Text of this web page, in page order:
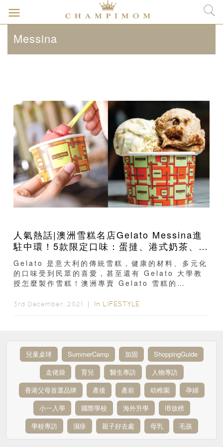
Messina
人氣熱話|澳洲雪糕名店Gelato Messina進
駐中環！5款限定口味：蛋撻、港式奶茶、豆
腐花、菠蘿及甘蔗引人朝聖！
Gelato 是意大利的傳統雪糕，健康的材料、多元化
的口味受到民眾的喜愛，甚至還有 Gelato 大學教
授怎麼製作雪糕！澳洲專賣 Gelato 雪糕的
3rd December, 2021 ｜ In LIFESTYLE
兒童桌球 SummerCamp 加固
ShoppingGuide
走佬袋
育兒 醫生專訪
人物專訪
香港父母首選品牌
產後 產前 幼稚園
孕婦
小一入學
國際學校 海外升學
IB放榜
學校專訪
濕疹 親子好去處 母乳 毛孩